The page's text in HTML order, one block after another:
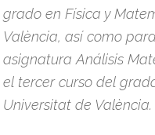
grado en Física y
València, así como
asignatura Análisis
el tercer curso del
Universitat de València.